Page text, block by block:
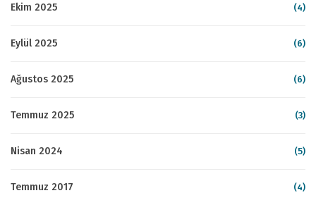
Ekim 2025 (4)
Eylül 2025 (6)
Ağustos 2025 (6)
Temmuz 2025 (3)
Nisan 2024 (5)
Temmuz 2017 (4)